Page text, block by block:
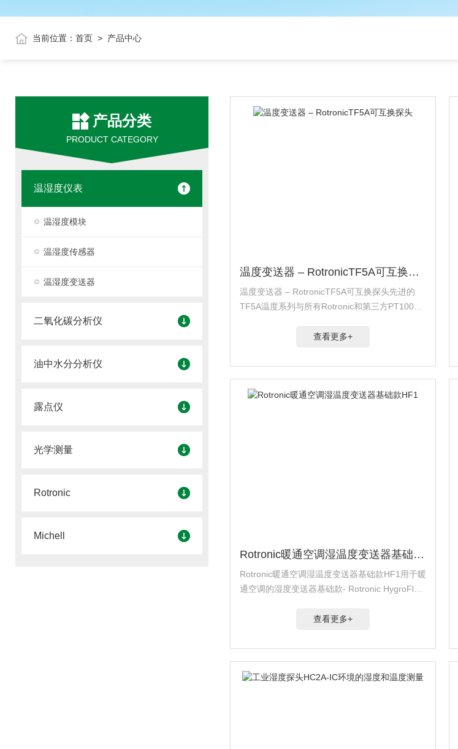
当前位置： 首页 > 产品中心
产品分类
PRODUCT CATEGORY
温湿度仪表
温湿度模块
温湿度传感器
温湿度变送器
二氧化碳分析仪
油中水分分析仪
露点仪
光学测量
Rotronic
Michell
温度变送器 – RotronicTF5A可互换探头
温度变送器 – RotronicTF5A可互换探头先进的
TF5A温度系列与所有Rotronic和第三方PT100探
度测量选项和高精度。TF5A温度变...
查看更多+
Rotronic暖通空调湿温度变送器基础款HF1
Rotronic暖通空调湿温度变送器基础款HF1用于暖
通空调的湿度变送器基础款- Rotronic HygroFlex
查看更多+